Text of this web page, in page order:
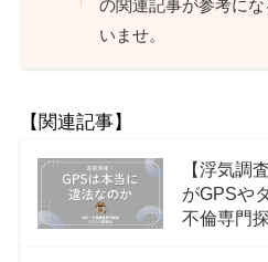
の関連記事が参考に
いませ。
【関連記事】
【浮気調
がGPSや
不倫専門